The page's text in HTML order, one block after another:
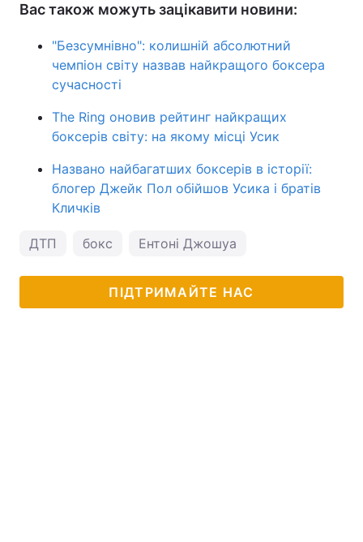
Вас також можуть зацікавити новини:
"Безсумнівно": колишній абсолютний
чемпіон світу назвав найкращого боксера
сучасності
The Ring оновив рейтинг найкращих
боксерів світу: на якому місці Усик
Названо найбагатших боксерів в історії:
блогер Джейк Пол обійшов Усика і братів
Кличків
ДТП бокс Ентоні Джошуа
ПІДТРИМАЙТЕ НАС